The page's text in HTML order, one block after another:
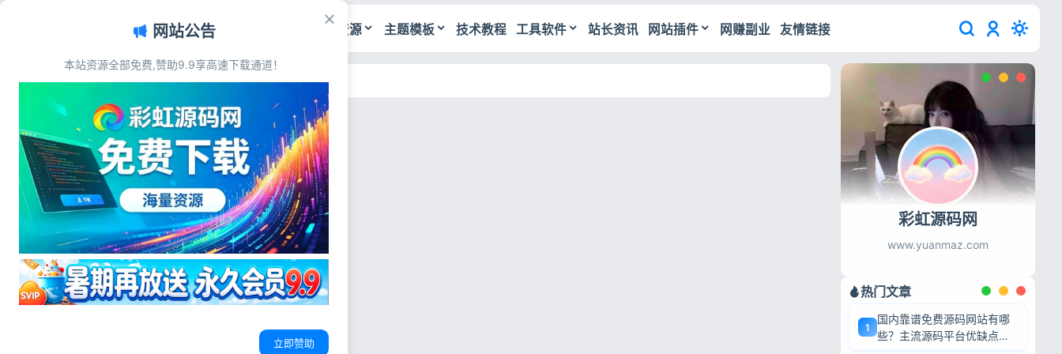
源码资源 主题模板 技术教程 工具软件 站长资讯 网站插件 网赚副业 友情链接
首页>标签：iPhone18Pro参数
标签：iPhone18Pro参数
站长资讯
iPhone18史诗级泄密！印度工厂
630GB机密文件全流出
史诗级泄密炸穿苹果防线：iPhone18
全套机密从印度工厂流出，这次不只
是谍照那么简单 最近数码圈所有人都
在刷同一件事，刷到凌晨还在翻暗网
流出的文件。往年iPhone爆料顶多是
苹果供应链泄露 iPhone18Pro参数 苹果印度工厂泄密
彩虹源码网 2026-07-06 31 0
彩虹源码网
www.yuanmaz.com
热门文章
1
国内靠谱免费源码网站有哪
些？主流源码平台优缺点深
网站公告
本站资源全部免费,赞助9.9享高速下载通道！
立即赞助